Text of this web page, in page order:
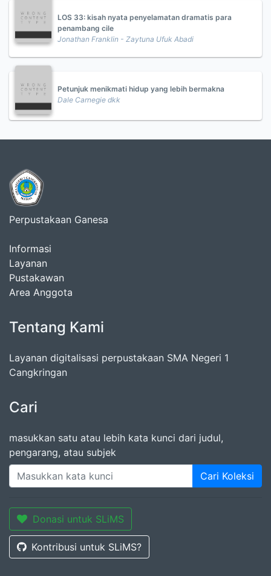
LOS 33: kisah nyata penyelamatan dramatis para
penambang cile
Jonathan Franklin - Zaytuna Ufuk Abadi
Petunjuk menikmati hidup yang lebih bermakna
Dale Carnegie dkk
Perpustakaan Ganesa
Informasi
Layanan
Pustakawan
Area Anggota
Tentang Kami
Layanan digitalisasi perpustakaan SMA Negeri 1
Cangkringan
Cari
masukkan satu atau lebih kata kunci dari judul,
pengarang, atau subjek
Cari Koleksi
Donasi untuk SLiMS
Kontribusi untuk SLiMS?